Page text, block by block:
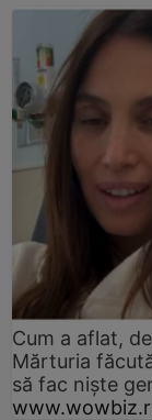
Cum a aflat,
Mărturia
să fac niște